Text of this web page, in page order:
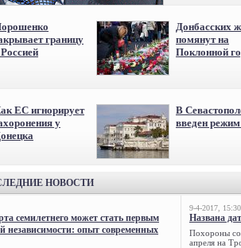
границу
Донбасских
помянут на
Поклонной
ЕС игнорирует
у
В
введен
НОВОСТИ
семилетнего может стать первым
независимости: опыт современных
9-4-2017, 15:30
Названа
Похороны
апреля на